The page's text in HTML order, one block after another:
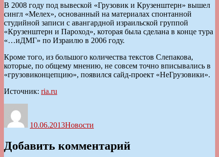
В 2008 году под вывеской «Грузовик и Крузенштерн» вышел
сингл «Мелех», основанный на материалах спонтанной
студийной записи с авангардной израильской группой
«Крузенштерн и Пароход», которая была сделана в конце тура
«…иДМГ» по Израилю в 2006 году.
Кроме того, из большого количества текстов Слепакова,
которые, по общему мнению, не совсем точно вписывались в
«грузовиконцепцию», появился сайд-проект «НеГрузовики».
Источник: ria.ru
10.06.2013Новости
Добавить комментарий